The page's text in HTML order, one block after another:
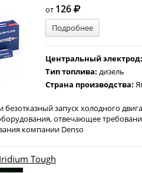
от 126
Подробнее
Центральный электрод:
Тип топлива: дизель
Страна производства:
запуск холодного
отвечающее
компании Denso
Tough